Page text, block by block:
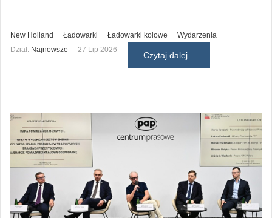
New Holland Ładowarki Ładowarki kołowe
Wydarzenia
Dział: Najnowsze 27 Lip 2026
Czytaj dalej...